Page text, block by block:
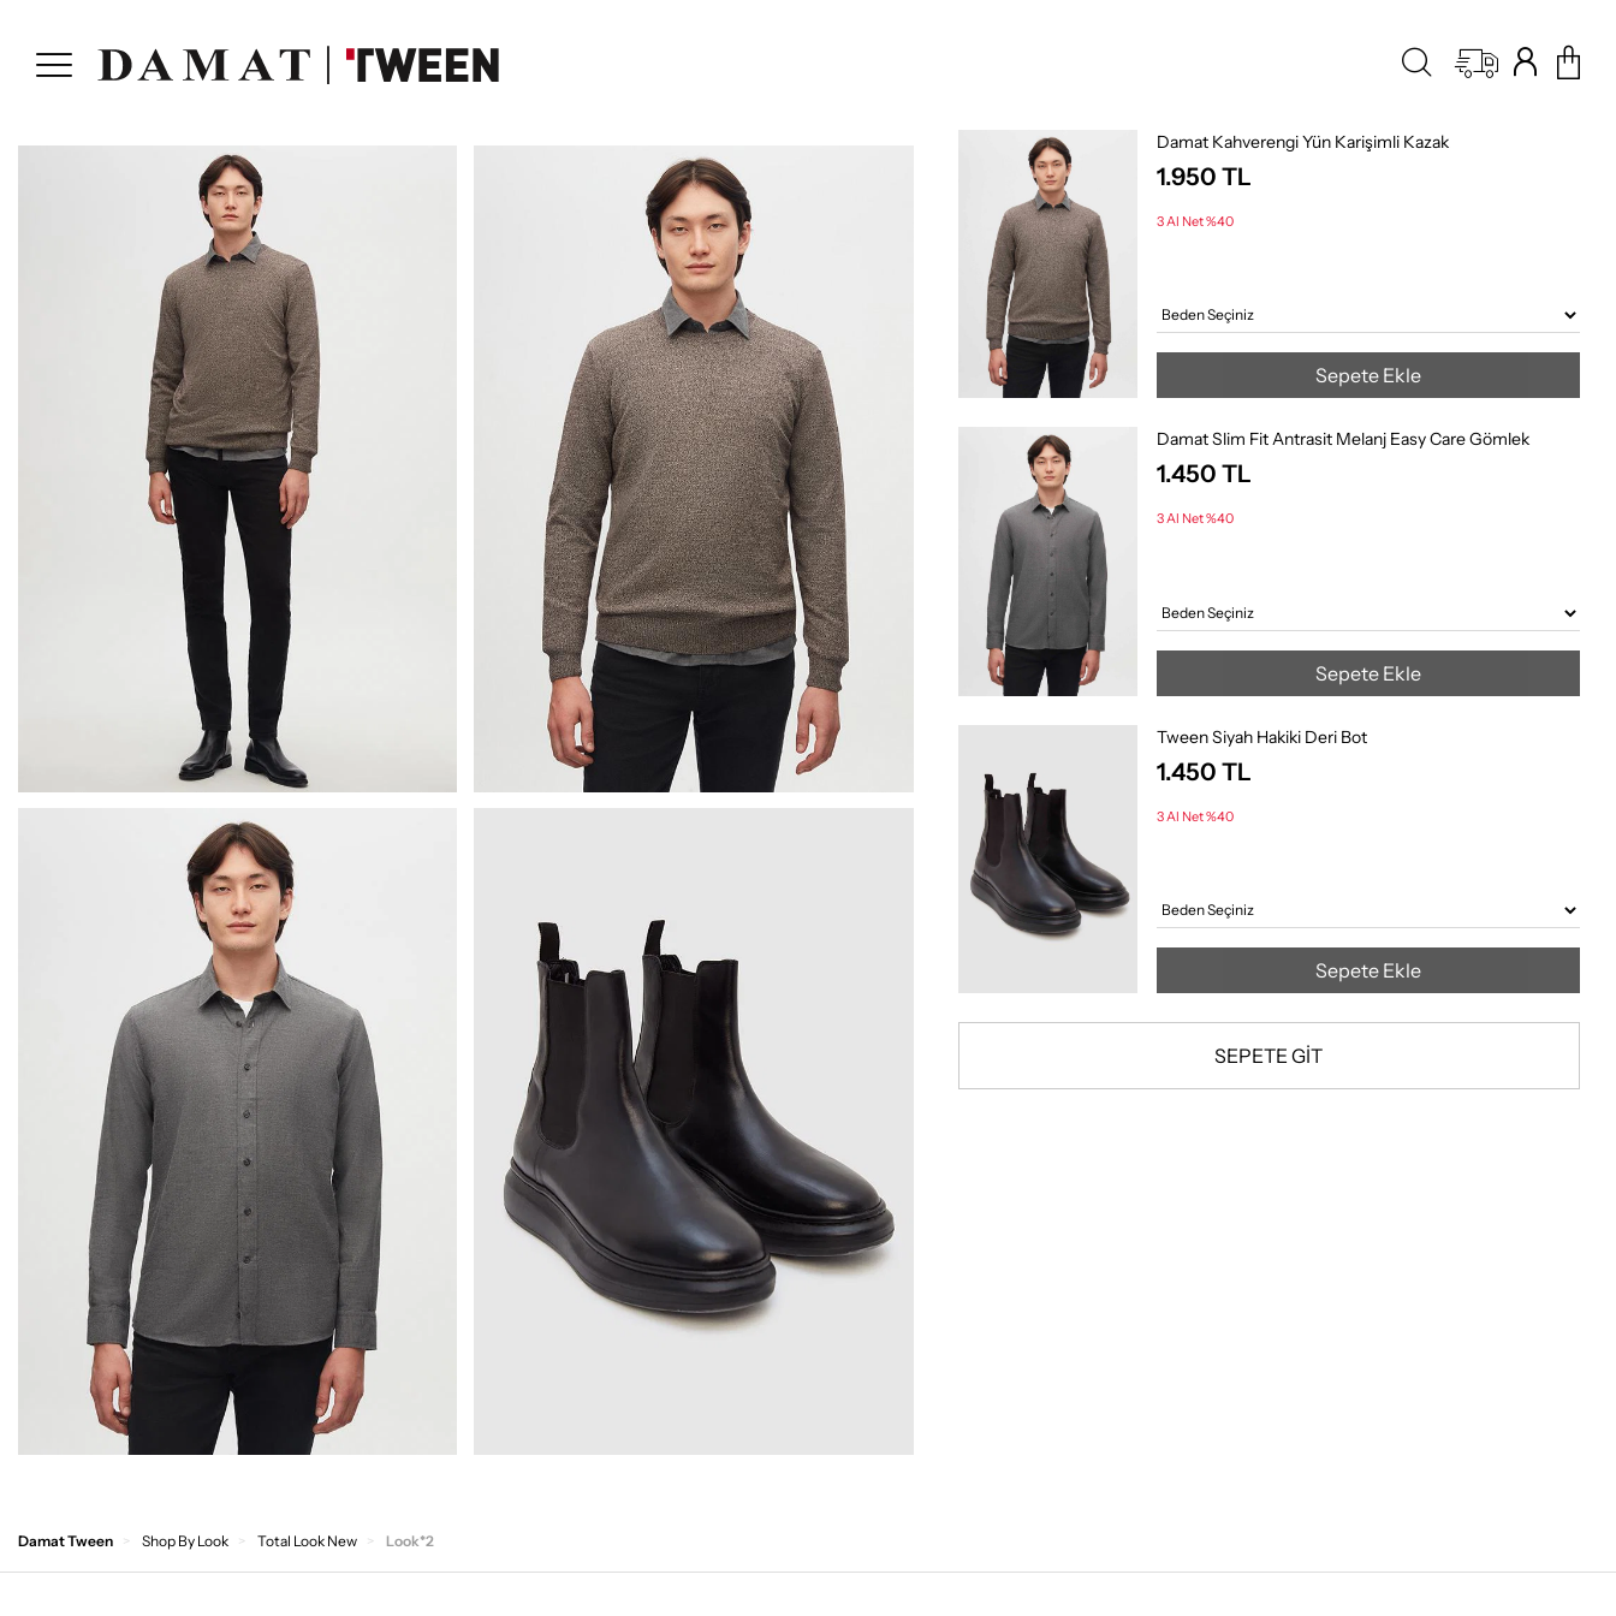
Damat Kahverengi Yün Karişimli Kazak
1.950 TL
3 Al Net %40
Sepete Ekle
Damat Slim Fit Antrasit Melanj Easy Care Gömlek
1.450 TL
3 Al Net %40
Sepete Ekle
Tween Siyah Hakiki Deri Bot
1.450 TL
3 Al Net %40
Sepete Ekle
SEPETE GİT
Damat Tween Shop By Look Total Look New Look*2